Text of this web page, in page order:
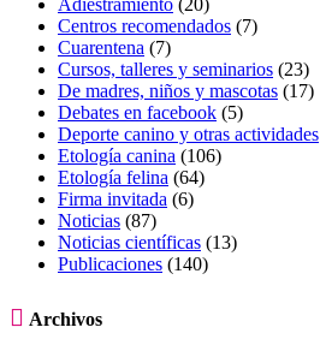
Centros recomendados (7)
Cuarentena (7)
Cursos, talleres y seminarios (23)
De madres, niños y mascotas (17)
Debates en facebook (5)
Deporte canino y otras actividades
Etología canina (106)
Etología felina (64)
Firma invitada (6)
Noticias (87)
Noticias científicas (13)
Publicaciones (140)
 Archivos